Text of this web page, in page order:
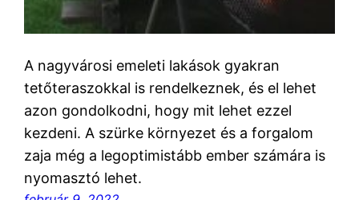
A nagyvárosi emeleti lakások gyakran
tetőteraszokkal is rendelkeznek, és el lehet
azon gondolkodni, hogy mit lehet ezzel
kezdeni. A szürke környezet és a forgalom
zaja még a legoptimistább ember számára is
nyomasztó lehet.